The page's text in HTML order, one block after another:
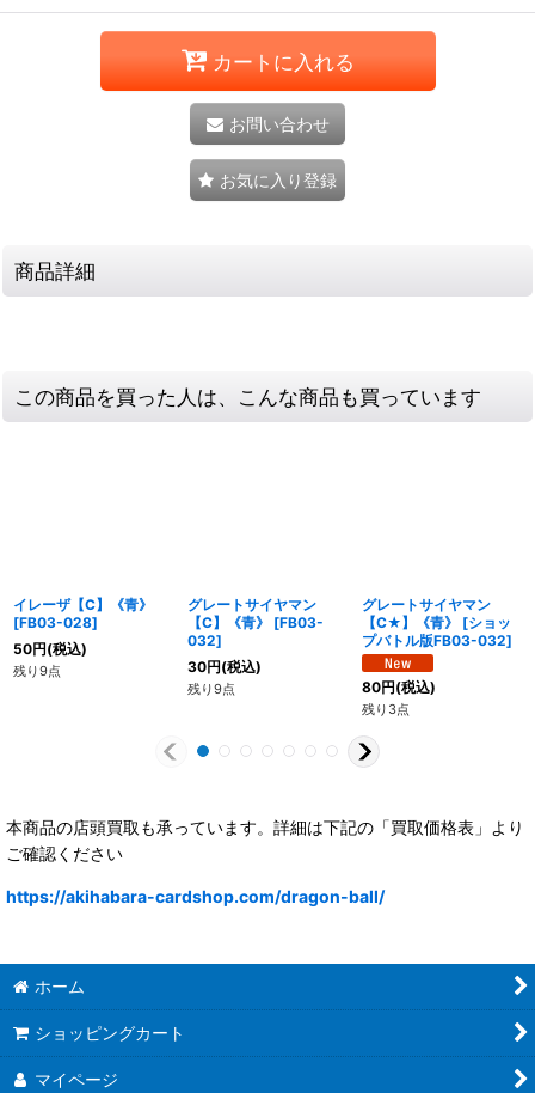
カートに入れる
お問い合わせ
お気に入り登録
商品詳細
この商品を買った人は、こんな商品も買っています
イレーザ【C】《青》
[FB03-028]
50円(税込)
残り9点
グレートサイヤマン
【C】《青》
[FB03-
032]
30円(税込)
残り9点
グレートサイヤマン
【C★】《青》
[ショッ
プバトル版FB03-032]
80円(税込)
残り3点
本商品の店頭買取も承っています。詳細は下記の「買取価格表」より
ご確認ください
https://akihabara-cardshop.com/dragon-ball/
ホーム
ショッピングカート
マイページ